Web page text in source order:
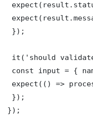
});
it('should
const input = {
expect(() =>
});
});